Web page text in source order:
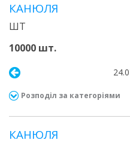
КАНЮЛЯ
ШТ
10000 шт.
Розподіл за категоріями
КАНЮЛЯ